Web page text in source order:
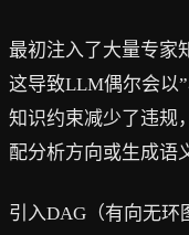
最初注入了大量专家
这导致LLM偶尔会以
知识约束减少了违
配分析方向或生成语
引入DAG（有向无环